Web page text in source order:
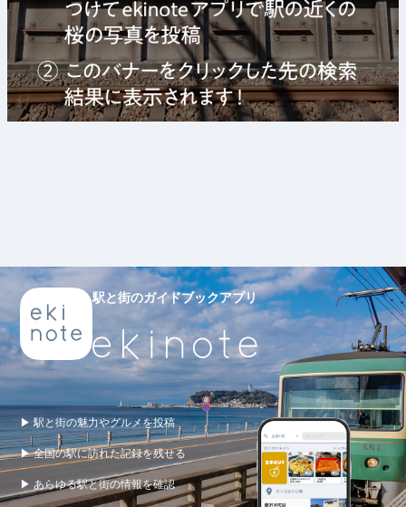
駅と街のガイドブックアプリ
▶ 駅と街の魅力やグルメを投稿
▶ 全国の駅に訪れた記録を残せる
▶ あらゆる駅と街の情報を確認